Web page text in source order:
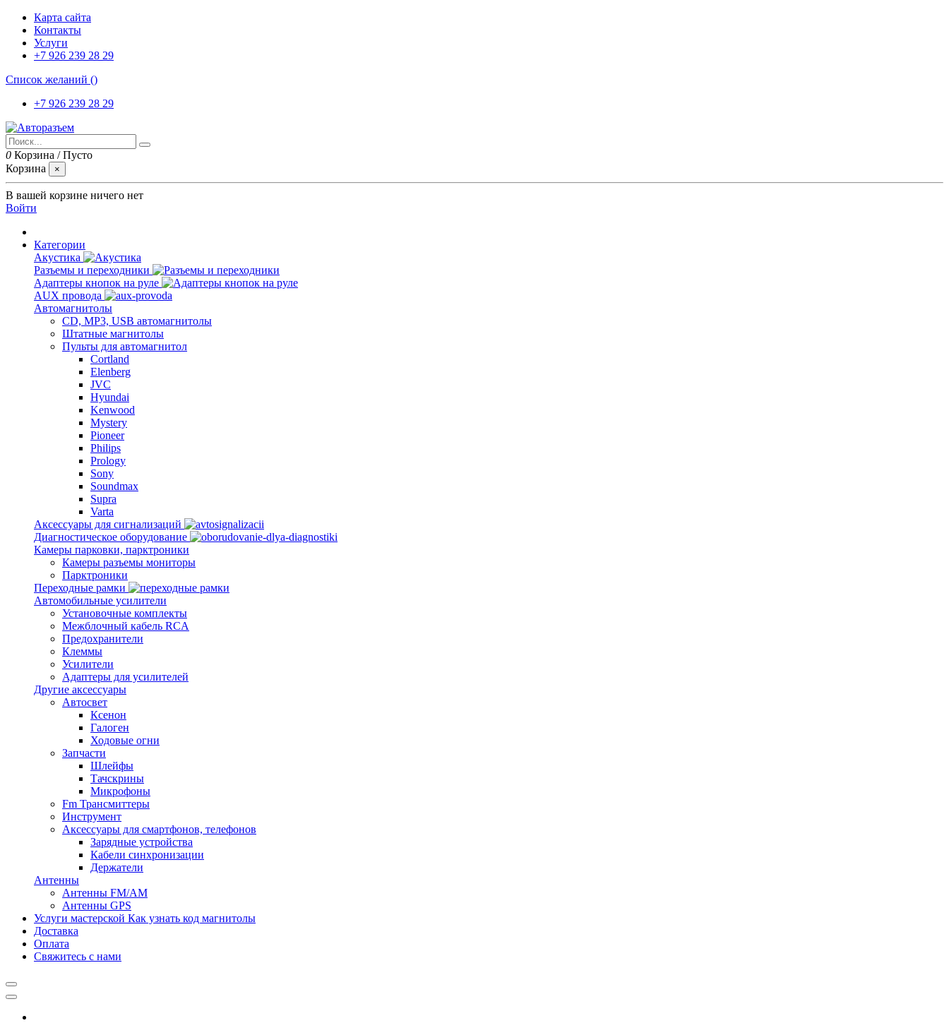
Карта сайта
Контакты
Услуги
+7 926 239 28 29
Список желаний ()
+7 926 239 28 29
0 Корзина /Пусто
Корзина
×
В вашей корзине ничего нет
Войти
Категории
Акустика
Разъемы и переходники
Адаптеры кнопок на руле
AUX провода
Автомагнитолы
CD, MP3, USB автомагнитолы
Штатные магнитолы
Пульты для автомагнитол
Cortland
Elenberg
JVC
Hyundai
Kenwood
Mystery
Pioneer
Philips
Prology
Sony
Soundmax
Supra
Varta
Аксессуары для сигнализаций
Диагностическое оборудование
Камеры парковки, парктроники
Камеры разъемы мониторы
Парктроники
Переходные рамки
Автомобильные усилители
Установочные комплекты
Межблочный кабель RCA
Предохранители
Клеммы
Усилители
Адаптеры для усилителей
Другие аксессуары
Автосвет
Ксенон
Галоген
Ходовые огни
Запчасти
Шлейфы
Тачскрины
Микрофоны
Fm Трансмиттеры
Инструмент
Аксессуары для смартфонов, телефонов
Зарядные устройства
Кабели синхронизации
Держатели
Антенны
Антенны FM/AM
Антенны GPS
Услуги мастерской Как узнать код магнитолы
Доставка
Оплата
Свяжитесь с нами